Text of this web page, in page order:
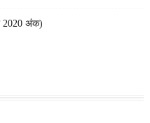
2020 अंक)